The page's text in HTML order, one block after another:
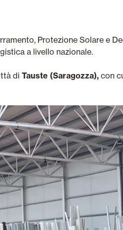
Protezione Solare e
a livello nazionale.
di Tauste (Saragozza), con